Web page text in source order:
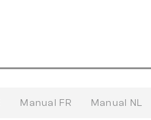
Manual FR Manual NL